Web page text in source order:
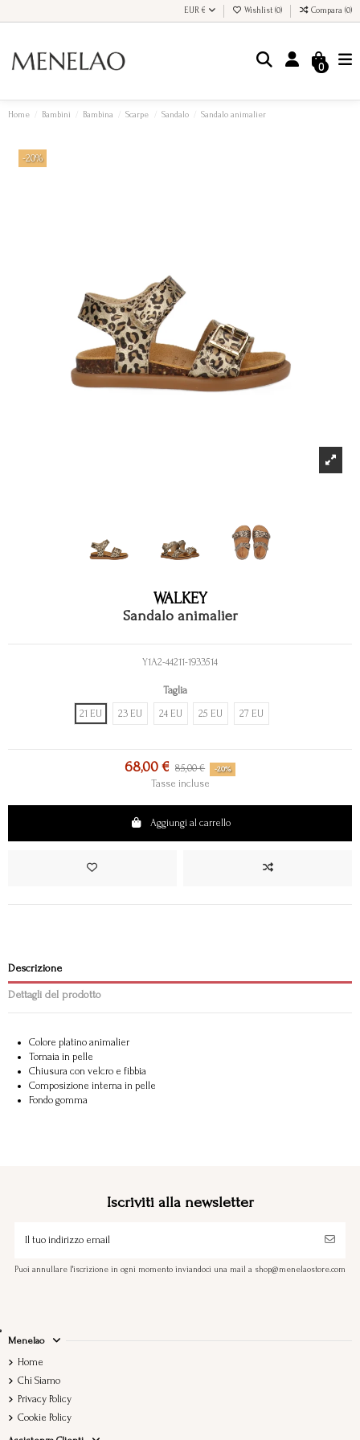
EUR € Wishlist (0) Compara (0)
0
Home Bambini Bambina Scarpe Sandalo Sandalo animalier
-20%
Sandalo animalier
WALKEY
Y1A2-44211-1933514
Taglia
21 EU 23 EU 24 EU 25 EU 27 EU
68,00 € 85,00 € -20%
Tasse incluse
Aggiungi al carrello
Descrizione
Dettagli del prodotto
Colore platino animalier
Tomaia in pelle
Chiusura con velcro e fibbia
Composizione interna in pelle
Fondo gomma
Iscriviti alla newsletter
Puoi annullare l'iscrizione in ogni momento inviandoci una mail a shop@menelaostore.com
Menelao
Home
Chi Siamo
Privacy Policy
Cookie Policy